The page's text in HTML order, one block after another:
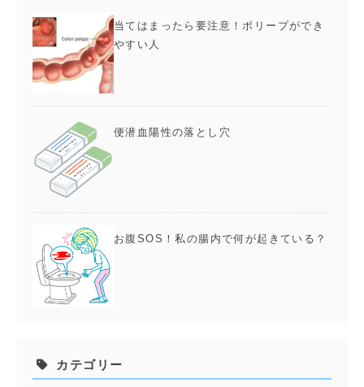
当てはまったら要注意！ポリープができ
やすい人
便潜血陽性の落とし穴
お腹SOS！私の腸内で何が起きている？
カテゴリー